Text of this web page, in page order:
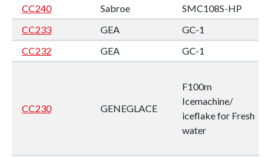
CC240
Sabroe
SMC108S-HP
CC233
GEA
GC-1
CC232
GEA GC-1
CC230 GENEGLACE
F100m
Icemachine/
iceflake for Fresh
water